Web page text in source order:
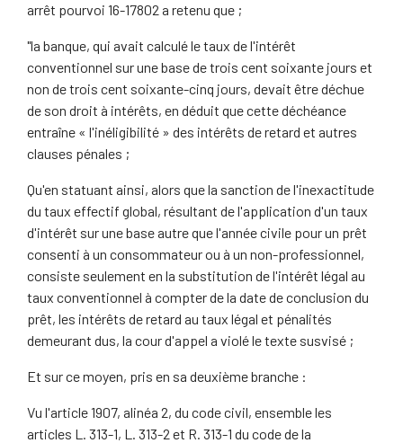
arrêt pourvoi 16-17802 a retenu que ;
"la banque, qui avait calculé le taux de l'intérêt
conventionnel sur une base de trois cent soixante jours et
non de trois cent soixante-cinq jours, devait être déchue
de son droit à intérêts, en déduit que cette déchéance
entraîne « l'inéligibilité » des intérêts de retard et autres
clauses pénales ;
Qu'en statuant ainsi, alors que la sanction de l'inexactitude
du taux effectif global, résultant de l'application d'un taux
d'intérêt sur une base autre que l'année civile pour un prêt
consenti à un consommateur ou à un non-professionnel,
consiste seulement en la substitution de l'intérêt légal au
taux conventionnel à compter de la date de conclusion du
prêt, les intérêts de retard au taux légal et pénalités
demeurant dus, la cour d'appel a violé le texte susvisé ;
Et sur ce moyen, pris en sa deuxième branche :
Vu l'article 1907, alinéa 2, du code civil, ensemble les
articles L. 313-1, L. 313-2 et R. 313-1 du code de la